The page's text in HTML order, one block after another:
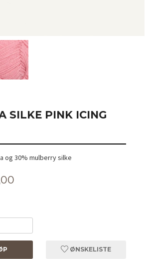
SILKE PINK ICING
og 30% mulberry silke
ØNSKELISTE